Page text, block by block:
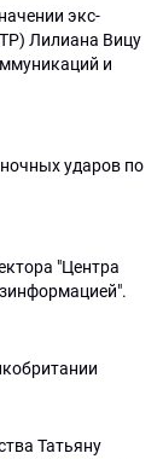
экс-
Лилиана Вицу
и
ударов по
"Центра
Татьяну